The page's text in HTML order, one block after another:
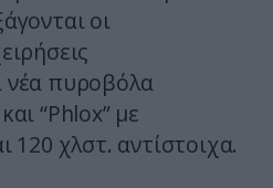
οι
νέα πυροβόλα
“Phlox” με
120 χλστ. αντίστοιχα.